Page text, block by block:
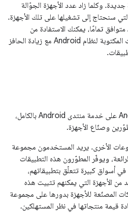
وكلما زاد عدد الأجهزة الجوّالة
سنحتاج إلى تشغيلها على تلك الأجهزة.
من خلال إنشاء جهاز Android متوافق تمامًا، يمكنك الاستفادة من
المجموعة الكبيرة من التطبيقات المكتوبة لنظام Android مع زيادة الحافز
يعمل برنامج التوافق مع Android على خدمة منتدى Android بالكامل،
وصنّاع الأجهزة.
الأخرى. يريد المستخدمون مجموعة
ويوفّر المطوّرون هذه التطبيقات
أسواق كبيرة تتعلّق بتطبيقاتهم،
من الأجهزة التي يمكنهم تثبيت هذه
المصنّعة للأجهزة بدورها على مجموعة
قيمة منتجاتها في نظر المستهلكين.